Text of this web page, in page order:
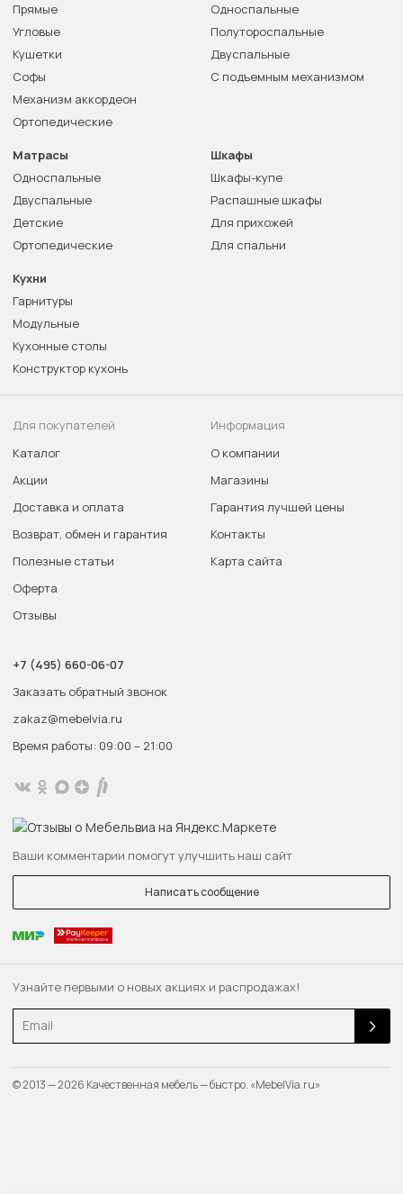
Узнайте первыми о новых акциях и распродажах!
Email
Прямые
Угловые
Кушетки
Софы
Механизм аккордеон
Ортопедические
Односпальные
Полутороспальные
Двуспальные
С подъемным механизмом
Матрасы
Односпальные
Двуспальные
Детские
Ортопедические
Шкафы
Шкафы-купе
Распашные шкафы
Для прихожей
Для спальни
Кухни
Гарнитуры
Модульные
Кухонные столы
Конструктор кухонь
Для покупателей
Каталог
Акции
Доставка и оплата
Возврат, обмен и гарантия
Полезные статьи
Оферта
Отзывы
Информация
О компании
Магазины
Гарантия лучшей цены
Контакты
Карта сайта
+7 (495) 660-06-07
Заказать обратный звонок
zakaz@mebelvia.ru
Время работы: 09:00 – 21:00
Ваши комментарии помогут улучшить наш сайт
Написать сообщение
© 2013 — 2026 Качественная мебель — быстро. «MebelVia.ru»